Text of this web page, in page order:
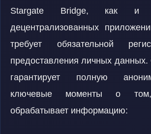
Stargate Bridge, как и
децентрализованных
требует обязательной
предоставления личных данных.
гарантирует полную
ключевые моменты о
обрабатывает информацию: